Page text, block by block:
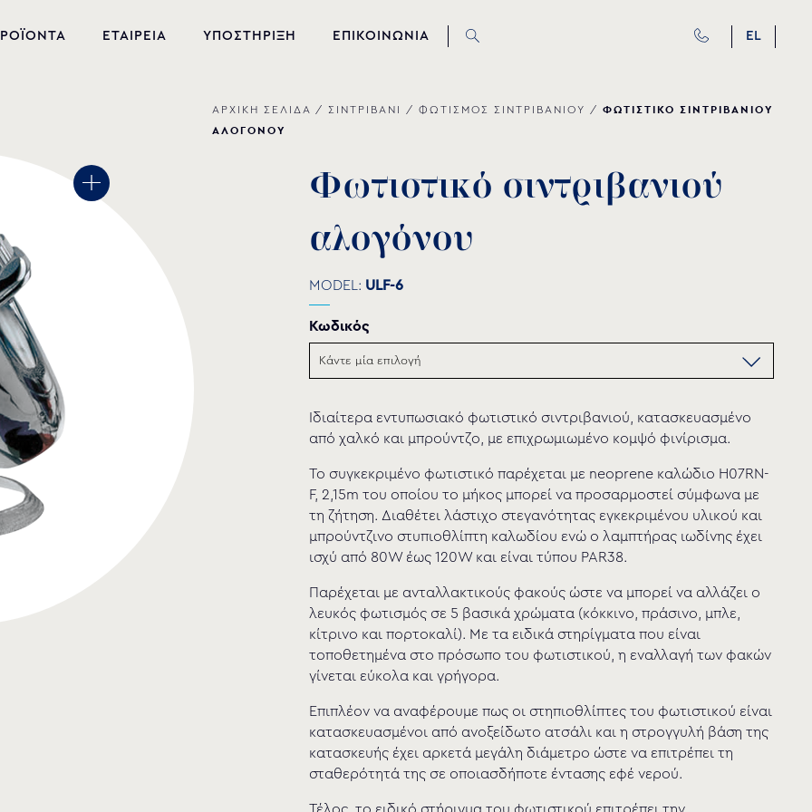
EL
ΣΙΝΤΡΙΒΑΝΙ
PVC-U ΕΞΑΡΤΗΜΑΤΑ
ΑΝΤΛΙΕΣ ΥΔΑΤΩΝ
ΧΗΜΙΚΑ ΠΙΣΙΝΑΣ
ΕΤΑΙΡΕΙΑ ΥΠΟΣΤΗΡΙΞΗ ΕΠΙΚΟΙΝΩΝΙΑ
ΑΡΧΙΚΗ ΣΕΛΙΔΑ / ΣΙΝΤΡΙΒΑΝΙ / ΦΩΤΙΣΜΟΣ ΣΙΝΤΡΙΒΑΝΙΟΥ / ΦΩΤΙΣΤΙΚΟ ΣΙΝΤΡΙΒΑΝΙΟΥ
ΑΛΟΓΟΝΟΥ
Φωτιστικό σιντριβανιού
αλογόνου
MODEL: ULF-6
Κωδικός
Ιδιαίτερα εντυπωσιακό φωτιστικό σιντριβανιού, κατασκευασμένο
από χαλκό και μπρούντζο, με επιχρωμιωμένο κομψό φινίρισμα.
Το συγκεκριμένο φωτιστικό παρέχεται με neoprene καλώδιο H07RN-
F, 2,15m του οποίου το μήκος μπορεί να προσαρμοστεί σύμφωνα με
τη ζήτηση. Διαθέτει λάστιχο στεγανότητας εγκεκριμένου υλικού και
μπρούντζινο στυπιοθλίπτη καλωδίου ενώ ο λαμπτήρας ιωδίνης έχει
ισχύ από 80W έως 120W και είναι τύπου PAR38.
Παρέχεται με ανταλλακτικούς φακούς ώστε να μπορεί να αλλάζει ο
λευκός φωτισμός σε 5 βασικά χρώματα (κόκκινο, πράσινο, μπλε,
κίτρινο και πορτοκαλί). Με τα ειδικά στηρίγματα που είναι
τοποθετημένα στο πρόσωπο του φωτιστικού, η εναλλαγή των φακών
γίνεται εύκολα και γρήγορα.
Επιπλέον να αναφέρουμε πως οι στηπιοθλίπτες του φωτιστικού είναι
κατασκευασμένοι από ανοξείδωτο ατσάλι και η στρογγυλή βάση της
κατασκευής έχει αρκετά μεγάλη διάμετρο ώστε να επιτρέπει τη
σταθερότητά της σε οποιασδήποτε έντασης εφέ νερού.